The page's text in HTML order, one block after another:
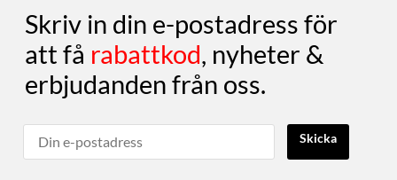
Skriv in din e-postadress för
att få rabattkod, nyheter &
erbjudanden från oss.
Skicka